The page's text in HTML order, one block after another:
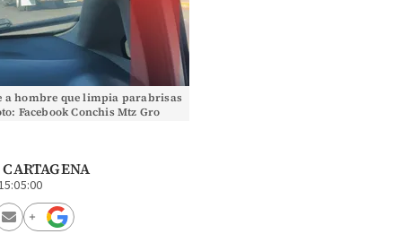
a hombre que limpia parabrisas
Facebook Conchis Mtz Gro